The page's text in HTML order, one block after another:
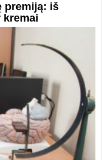
premiją: iš
kremai